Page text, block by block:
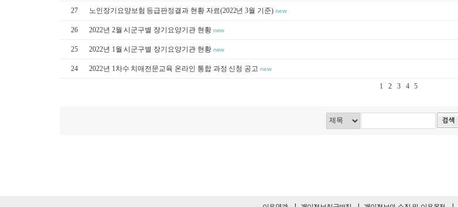
27 노인장기요양보험 등급판정결과 현황 자료(2022년 3월 기준) new
26 2022년 2월 시군구별 장기요양기관 현황 new
25 2022년 1월 시군구별 장기요양기관 현황 new
24 2022년 1차수 치매전문교육 온라인 통합 과정 신청 공고new
1 2 3 4 5